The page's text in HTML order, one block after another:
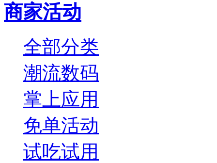
商家活动
全部分类
潮流数码
掌上应用
免单活动
试吃试用